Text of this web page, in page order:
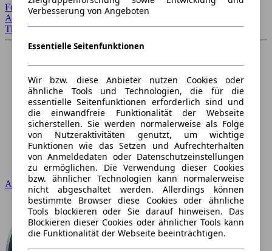
Forum Startseite
Alle Auto-Foren
Themen-Forum
Audi
Verbesserung von Angeboten
Essentielle Seitenfunktionen
Wir bzw. diese Anbieter nutzen Cookies oder
ähnliche Tools und Technologien, die für die
essentielle Seitenfunktionen erforderlich sind und
die einwandfreie Funktionalität der Webseite
sicherstellen. Sie werden normalerweise als Folge
von Nutzeraktivitäten genutzt, um wichtige
Funktionen wie das Setzen und Aufrechterhalten
von Anmeldedaten oder Datenschutzeinstellungen
zu ermöglichen. Die Verwendung dieser Cookies
bzw. ähnlicher Technologien kann normalerweise
nicht abgeschaltet werden. Allerdings können
bestimmte Browser diese Cookies oder ähnliche
Tools blockieren oder Sie darauf hinweisen. Das
Blockieren dieser Cookies oder ähnlicher Tools kann
die Funktionalität der Webseite beeinträchtigen.